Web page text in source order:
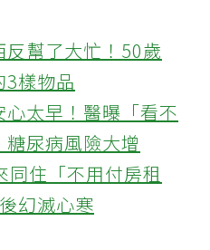
幫了大忙！50歲
3樣物品
太早！醫曝「看不
尿病風險大增
住「不用付房租
幻滅心寒